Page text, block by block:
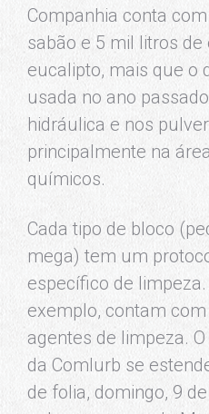
Companhia conta
sabão e 5 mil litros de
eucalipto, mais que o
usada no ano
hidráulica e nos
principalmente na
químicos.
Cada tipo de bloco
mega) tem um
específico de
exemplo, contam
agentes de limpeza.
da Comlurb se
de folia, domingo, 9